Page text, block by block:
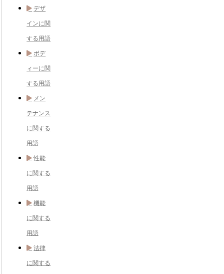
デザ
インに関
する用語
ボデ
ィーに関
する用語
メン
テナンス
に関する
用語
性能
に関する
用語
機能
に関する
用語
法律
に関する